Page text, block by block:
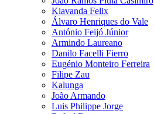
Kiavanda Felix
Álvaro Henriques do Vale
António Feijó Júnior
Armindo Laureano
Danilo Facelli Fierro
Eugénio Monteiro Ferreira
Filipe Zau
Kalunga
João Armando
Luis Philippe Jorge